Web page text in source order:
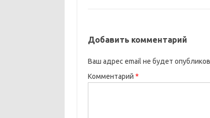
Добавить комментарий
Ваш адрес email не будет
Комментарий *